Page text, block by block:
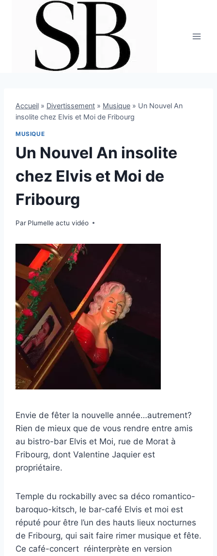
Accueil » Divertissement » Musique » Un Nouvel An
insolite chez Elvis et Moi de Fribourg
MUSIQUE
Un Nouvel An insolite
chez Elvis et Moi de
Fribourg
Par Plumelle actu vidéo
22 décembre 2010
Envie de fêter la nouvelle année…autrement?
Rien de mieux que de vous rendre entre amis
au bistro-bar Elvis et Moi, rue de Morat à
Fribourg, dont Valentine Jaquier est
propriétaire.
Temple du rockabilly avec sa déco romantico-
baroquo-kitsch, le bar-café Elvis et moi est
réputé pour être l’un des hauts lieux nocturnes
de Fribourg, qui sait faire rimer musique et fête.
Ce café-concert réinterprète en version